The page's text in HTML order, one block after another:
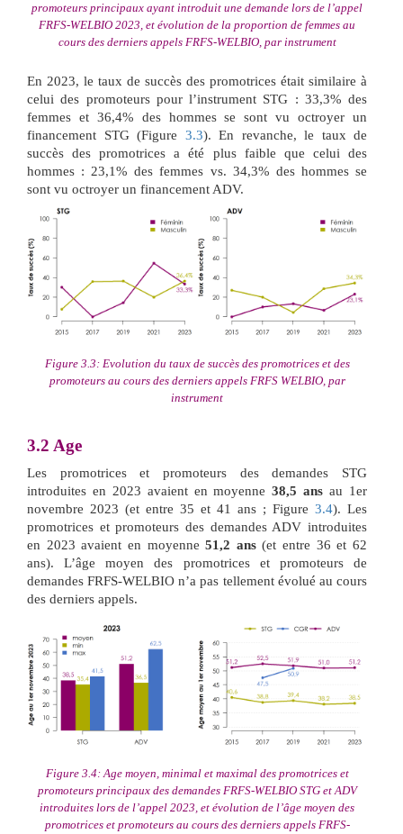
promoteurs principaux ayant introduit une demande lors de l’appel
FRFS-WELBIO 2023, et évolution de la proportion de femmes au
cours des derniers appels FRFS-WELBIO, par instrument
En 2023, le taux de succès des promotrices était similaire à
celui des promoteurs pour l’instrument STG : 33,3% des
femmes et 36,4% des hommes se sont vu octroyer un
financement STG (Figure 3.3). En revanche, le taux de
succès des promotrices a été plus faible que celui des
hommes : 23,1% des femmes vs. 34,3% des hommes se
sont vu octroyer un financement ADV.
Figure 3.3: Evolution du taux de succès des promotrices et des
promoteurs au cours des derniers appels FRFS WELBIO, par
instrument
3.2 Age
Les promotrices et promoteurs des demandes STG
introduites en 2023 avaient en moyenne38,5 ans au 1er
novembre 2023 (et entre 35 et 41 ans ; Figure 3.4). Les
promotrices et promoteurs des demandes ADV introduites
en 2023 avaient en moyenne51,2 ans(et entre 36 et 62
ans). L’âge moyen des promotrices et promoteurs de
demandes FRFS-WELBIO n’a pas tellement évolué au cours
des derniers appels.
Figure 3.4: Age moyen, minimal et maximal des promotrices et
promoteurs principaux des demandes FRFS-WELBIO STG et ADV
introduites lors de l’appel 2023, et évolution de l’âge moyen des
promotrices et promoteurs au cours des derniers appels FRFS-